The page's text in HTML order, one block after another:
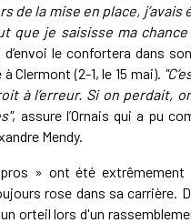
de la mise en place,
que je saisisse ma chance
d’envoi le confortera dans
Clermont (2-1, le 15 mai).
à l’erreur. Si on perdait,
, assure l’Ornais qui a pu
Mendy.
» ont été extrêmement
rose dans sa carrière.
un orteil lors d'un